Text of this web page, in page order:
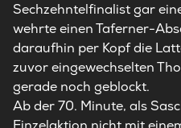
Sechzehntelfinalist gar
wehrte einen Taferner-
daraufhin per Kopf die
zuvor eingewechselten
gerade noch geblockt.
Ab der 70. Minute, als